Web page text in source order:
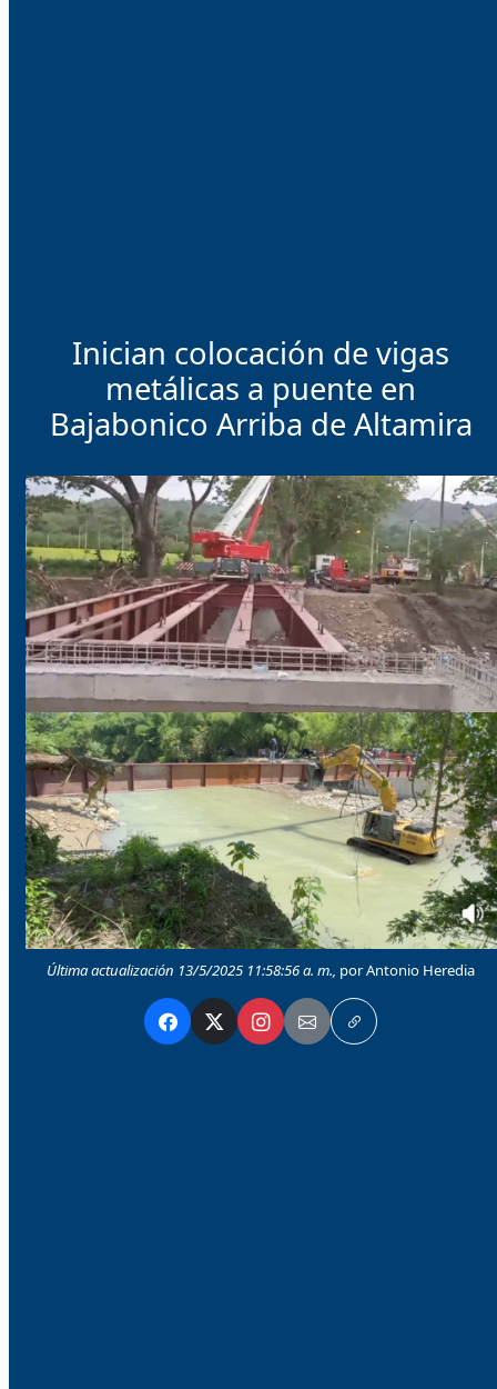
Inician colocación de vigas
metálicas a puente en
Bajabonico Arriba de Altamira
Última actualización 13/5/2025 11:58:56 a. m., por Antonio Heredia